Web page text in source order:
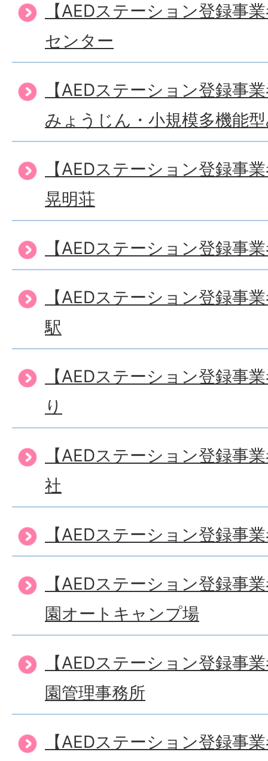
【AEDステーション登録事
センター
【AEDステーション登録事
みょうじん・小規模多機能
【AEDステーション登録事
晃明荘
【AEDステーション登録事
【AEDステーション登録事
駅
【AEDステーション登録事
り
【AEDステーション登録事
社
【AEDステーション登録事
【AEDステーション登録事
園オートキャンプ場
【AEDステーション登録事
園管理事務所
【AEDステーション登録事